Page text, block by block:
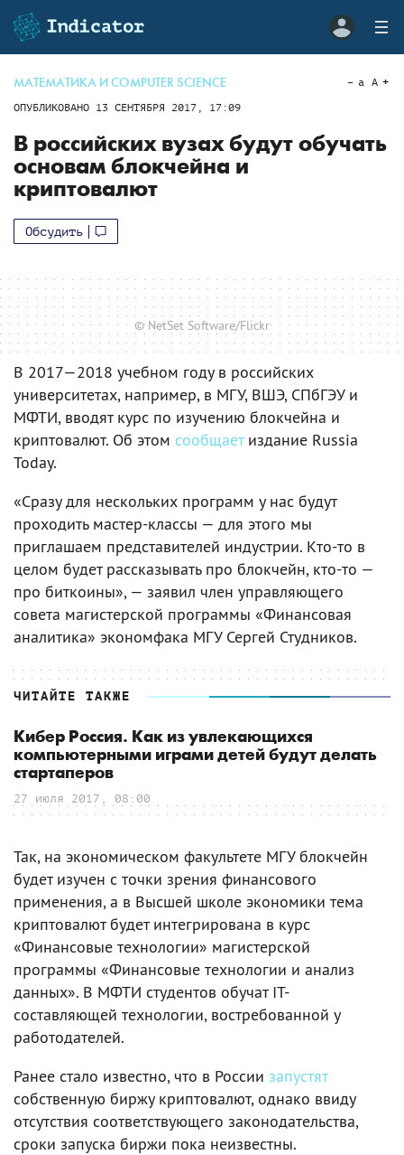
МАТЕМАТИКА И COMPUTER SCIENCE
ОПУБЛИКОВАНО 13 СЕНТЯБРЯ 2017, 17:09
a A
В российских вузах будут обучать
основам блокчейна и
криптовалют
Обсудить
© NetSet Software/Flickr
В 2017—2018 учебном году в российских
университетах, например, в МГУ, ВШЭ, СПбГЭУ и
МФТИ, вводят курс по изучению блокчейна и
криптовалют. Об этом сообщаетиздание Russia
Today.
«Сразу для нескольких программ у нас будут
проходить мастер-классы — для этого мы
приглашаем представителей индустрии. Кто-то в
целом будет рассказывать про блокчейн, кто-то —
про биткоины», — заявил член управляющего
совета магистерской программы «Финансовая
аналитика» экономфака МГУ Сергей Студников.
ЧИТАЙТЕ ТАКЖЕ
Кибер Россия. Как из увлекающихся
компьютерными играми детей будут делать
стартаперов
27 июля 2017, 08:00
Так, на экономическом факультете МГУ блокчейн
будет изучен с точки зрения финансового
применения, а в Высшей школе экономики тема
криптовалют будет интегрирована в курс
«Финансовые технологии» магистерской
программы «Финансовые технологии и анализ
данных». В МФТИ студентов обучат IT-
составляющей технологии, востребованной у
работодателей.
Ранее стало известно, что в России запустят
собственную биржу криптовалют, однако ввиду
отсутствия соответствующего законодательства,
сроки запуска биржи пока неизвестны.